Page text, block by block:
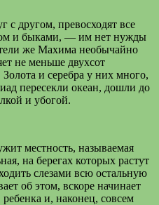
другом, превосходят все
и быками, — им нет нужды
же Махима необычайно
не меньше двухсот
и серебра у них много,
пересекли океан, дошли до
и убогой.
местность, называемая
на берегах которых растут
слезами всю остальную
об этом, вскоре начинает
и, наконец, совсем